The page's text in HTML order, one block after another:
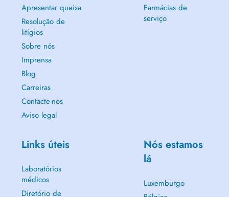
Apresentar queixa
Resolução de
litígios
Sobre nós
Imprensa
Blog
Carreiras
Contacte-nos
Aviso legal
Farmácias de
serviço
Links úteis
Laboratórios
médicos
Diretório de
Nós estamos
lá
Luxemburgo